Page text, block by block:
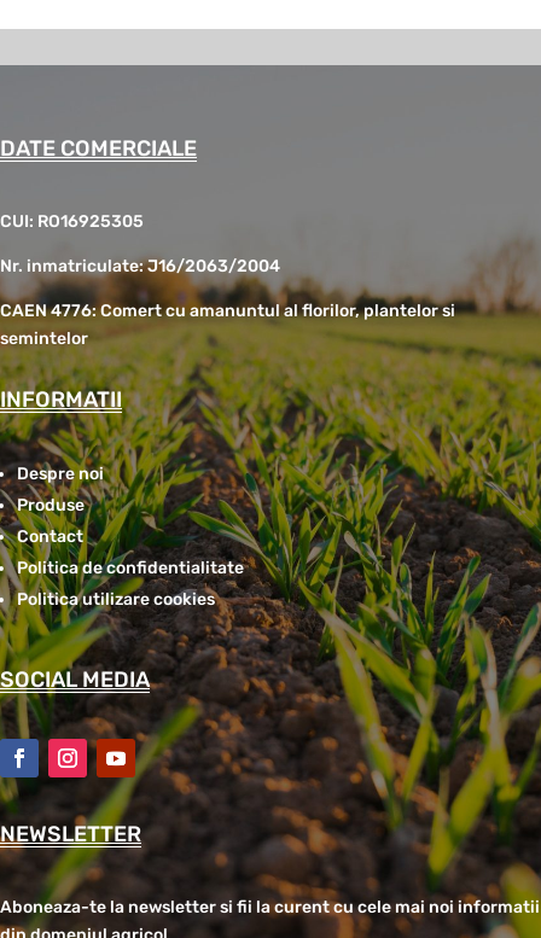
DATE COMERCIALE
CUI: RO16925305
Nr. inmatriculate: J16/2063/2004
CAEN 4776: Comert cu amanuntul al florilor, plantelor si
semintelor
INFORMATII
Despre noi
Produse
Contact
Politica de confidentialitate
Politica utilizare cookies
SOCIAL MEDIA
NEWSLETTER
Aboneaza-te la newsletter si fii la curent cu cele mai noi informatii